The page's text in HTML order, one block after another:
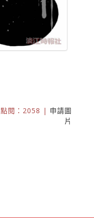
點閱：2058 | 申請圖
片